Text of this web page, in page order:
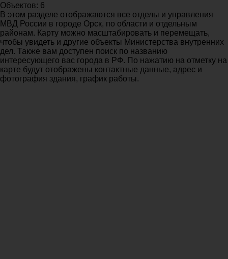
Объектов: 6
В этом разделе отображаются все отделы и управления
МВД России в городе Орск, по области и отдельным
районам. Карту можно масштабировать и перемещать,
чтобы увидеть и другие объекты Министерства внутренних
дел. Также вам доступен поиск по названию
интересующего вас города в РФ. По нажатию на отметку на
карте будут отображены контактные данные, адрес и
фотография здания, график работы.